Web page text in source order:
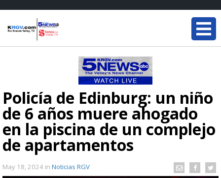
Policía de Edinburg: un niño
de 6 años muere ahogado
en la piscina de un complejo
de apartamentos
May 18, 2024 in Noticias RGV